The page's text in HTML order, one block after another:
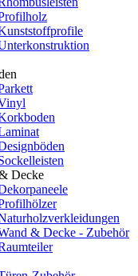
Decke
& Decke - Zubehör